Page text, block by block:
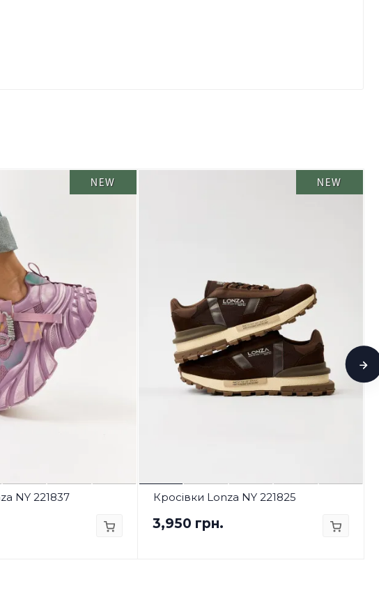
NEW
NY 221837
NEW
Кросівки Lonza NY 221825
3,950 грн.